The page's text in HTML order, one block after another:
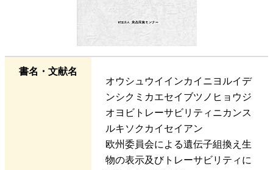
書名・文献名
オウシュウイインカイニヨルイデ
ンシクミカエセイブツノヒョウジ
オヨビトレーサビリティニカンス
ルキソクカイセイアン
欧州委員会による遺伝子組換え生
物の表示及びトレーサビリティに